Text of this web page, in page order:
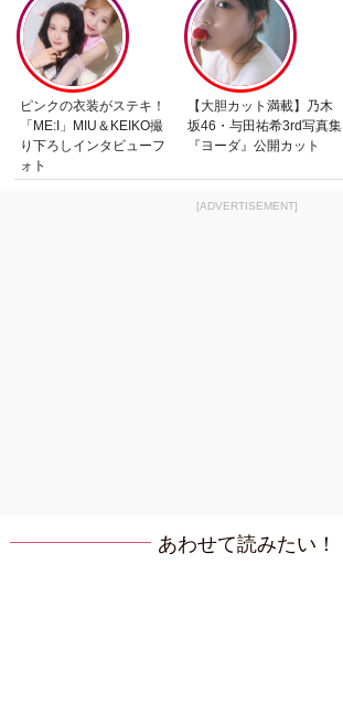
ピンクの衣装がステキ！
「ME:I」MIU＆KEIKO撮
り下ろしインタビューフ
ォト
【大胆カット満載】乃木
坂46・与田祐希3rd写真集
『ヨーダ』公開カット
[ADVERTISEMENT]
あわせて読みたい！